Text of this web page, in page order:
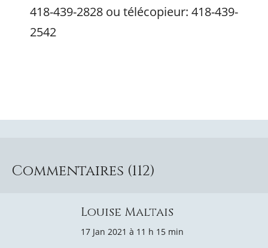
418-439-2828 ou télécopieur: 418-439-
2542
Commentaires (112)
Louise Maltais
17 Jan 2021 à 11 h 15 min